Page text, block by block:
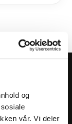
og
vår. Vi deler